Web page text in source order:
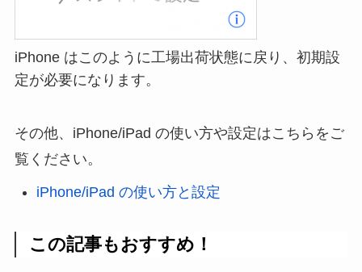
iPhone はこのように工場出荷状態に戻り、初期設
定が必要になります。
その他、iPhone/iPad の使い方や設定はこちらをご
覧ください。
iPhone/iPad の使い方と設定
この記事もおすすめ！